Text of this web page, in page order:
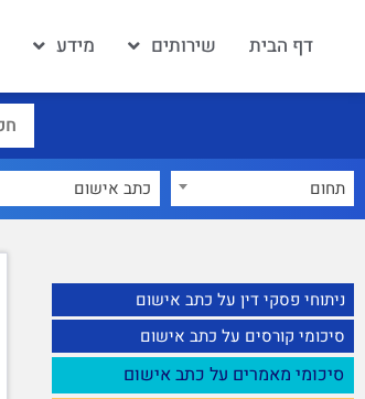
דף הבית שירותים מידע
תחום כתב אישום
ניתוחי פסקי דין על כתב אישום
סיכומי קורסים על כתב אישום
סיכומי מאמרים על כתב אישום